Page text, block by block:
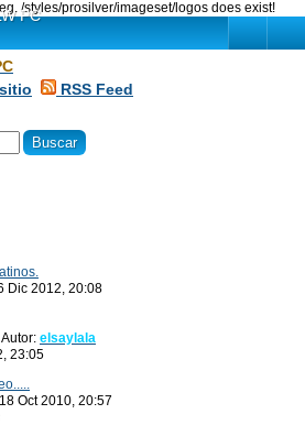
/styles/prosilver/imageset/logos does exist!
PC
RSS Feed
Dic 2012, 20:08
Autor: elsaylala
23:05
Oct 2010, 20:57